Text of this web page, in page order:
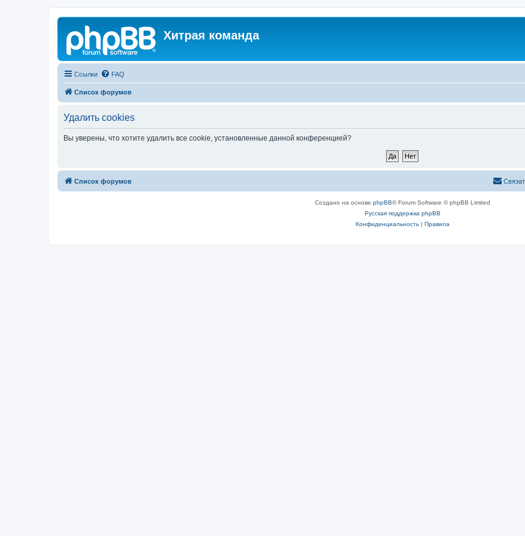
Хитрая команда
Ссылки FAQ
Список форумов
Удалить cookies
Вы уверены, что хотите удалить все cookie, установленные данной конференцией?
Список форумов
Создано на основе phpBB® Forum Software © phpBB Limited
Русская поддержка phpBB
Конфиденциальность| Правила